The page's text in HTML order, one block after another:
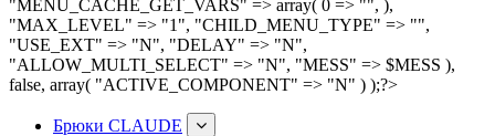
"MENU_CACHE_GET_VARS" => array( 0 => "", ),
"MAX_LEVEL" => "1", "CHILD_MENU_TYPE" => "",
"USE_EXT" => "N", "DELAY" => "N",
"ALLOW_MULTI_SELECT" => "N", "MESS" => $MESS ),
false, array( "ACTIVE_COMPONENT" => "N" ) );?>
Брюки CLAUDE